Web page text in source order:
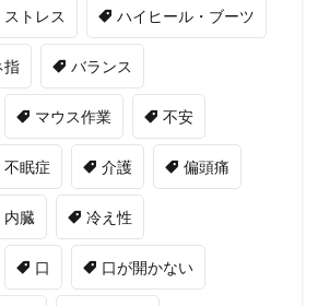
ストレス ハイヒール・ブーツ
指 バランス
マウス作業 不安
不眠症 介護 偏頭痛
内臓 冷え性
口 口が開かない